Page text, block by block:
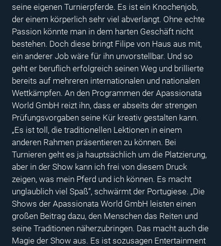
seine eigenen Turnierpferde. Es ist ein Knochenjob,
der einem körperlich sehr viel abverlangt. Ohne echte
Passion könnte man in dem harten Geschäft nicht
bestehen. Doch diese bringt Filipe von Haus aus mit,
ein anderer Job wäre für ihn unvorstellbar. Und so
geht er beruflich erfolgreich seinen Weg und brillierte
bereits auf mehreren internationalen und nationalen
Wettkämpfen. An den Programmen der Apassionata
World GmbH reizt ihn, dass er abseits der strengen
Prüfungsvorgaben seine Kür kreativ gestalten kann.
„Es ist toll, die traditionellen Lektionen in einem
anderen Rahmen präsentieren zu können. Bei
Turnieren geht es ja hauptsächlich um die Platzierung,
aber in der Show kann ich frei von diesem Druck
zeigen, was mein Pferd und ich können. Es macht
unglaublich viel Spaß“, schwärmt der Portugiese. „Die
Shows der Apassionata World GmbH leisten einen
großen Beitrag dazu, den Menschen das Reiten und
seine Traditionen näherzubringen. Das macht auch die
Magie der Show aus. Es ist sozusagen Entertainment